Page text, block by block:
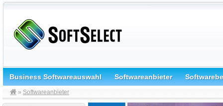
Business Softwareauswahl Softwareanbieter
» Softwareanbieter